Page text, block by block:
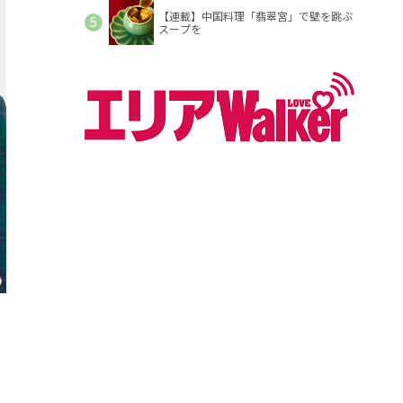
【連載】中国料理「翡翠宮」で壁を跳ぶ
スープを